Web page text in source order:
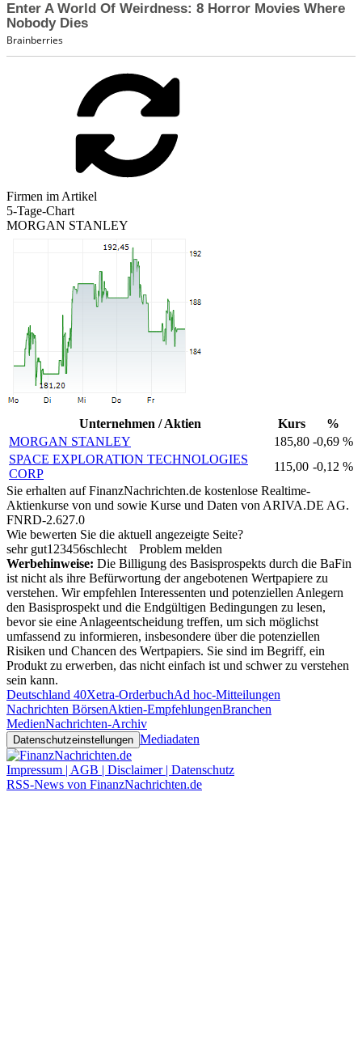
Firmen im Artikel
5-Tage-Chart
MORGAN STANLEY
Unternehmen / Aktien Kurs
%
MORGAN STANLEY
185,80 -0,69 %
SPACE EXPLORATION TECHNOLOGIES
CORP
115,00 -0,12 %
Sie erhalten auf FinanzNachrichten.de kostenlose Realtime-
Aktienkurse von und sowie Kurse und Daten von ARIVA.DE AG.
FNRD-2.627.0
Wie bewerten Sie die aktuell angezeigte Seite?
sehr gut1 23456schlecht
Problem melden
Werbehinweise: Die Billigung des Basisprospekts durch die BaFin
ist nicht als ihre Befürwortung der angebotenen Wertpapiere zu
verstehen. Wir empfehlen Interessenten und potenziellen Anlegern
den Basisprospekt und die Endgültigen Bedingungen zu lesen,
bevor sie eine Anlageentscheidung treffen, um sich möglichst
umfassend zu informieren, insbesondere über die potenziellen
Risiken und Chancen des Wertpapiers. Sie sind im Begriff, ein
Produkt zu erwerben, das nicht einfach ist und schwer zu verstehen
sein kann.
Deutschland 40Xetra-OrderbuchAd hoc-Mitteilungen
Nachrichten BörsenAktien-EmpfehlungenBranchen
MedienNachrichten-Archiv
Datenschutzeinstellungen Mediadaten
Impressum | AGB | Disclaimer | Datenschutz
RSS-News von FinanzNachrichten.de